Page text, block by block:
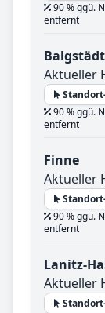
90 % ggü.
entfernt
Balgstädt
Aktueller
90 % ggü.
entfernt
Finne
Aktueller
90 % ggü.
entfernt
Lanitz-
Aktueller